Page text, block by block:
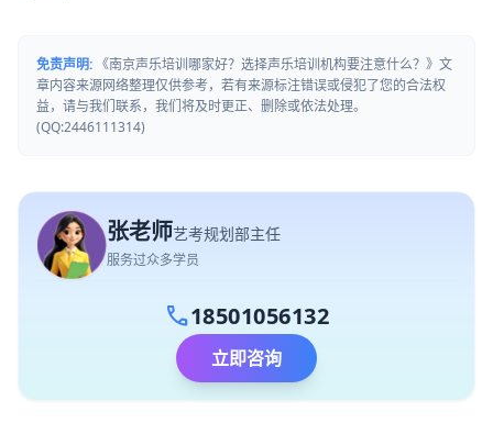
免责声明: 《南京声乐培训哪家好？选择声乐培训机构要注意什么？》文
章内容来源网络整理仅供参考，若有来源标注错误或侵犯了您的合法权
益，请与我们联系，我们将及时更正、删除或依法处理。
(QQ:2446111314)
张老师艺考规划部主任
服务过众多学员
call18501056132
立即咨询